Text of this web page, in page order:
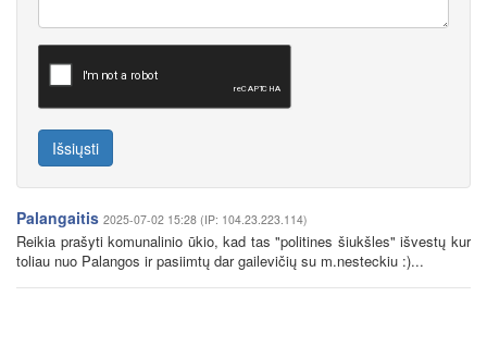
Išsiųsti
Palangaitis 2025-07-02 15:28 (IP: 104.23.223.114)
Reikia prašyti komunalinio ūkio, kad tas "politines šiukšles" išvestų kur
toliau nuo Palangos ir pasiimtų dar gailevičių su m.nesteckiu :)...